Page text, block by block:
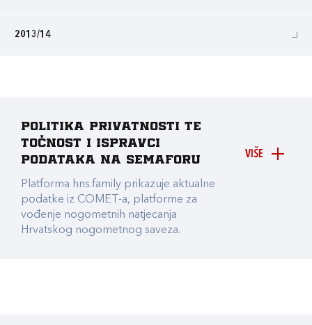
2013/14
VIŠE
Politika privatnosti te
točnost i ispravci
podataka na Semaforu
Platforma hns.family prikazuje aktualne
podatke iz COMET-a, platforme za
vođenje nogometnih natjecanja
Hrvatskog nogometnog saveza.